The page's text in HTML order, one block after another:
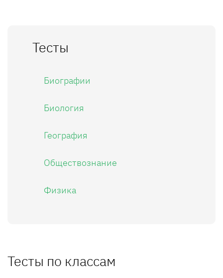
Тесты
Биографии
Биология
География
Обществознание
Физика
Тесты по классам